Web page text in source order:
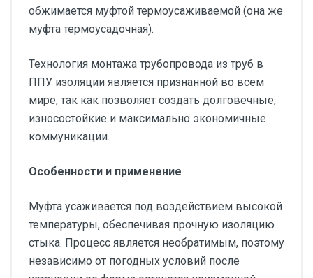
обжимается муфтой термоусаживаемой (она же
муфта термоусадочная).
Технология монтажа трубопровода из труб в
ППУ изоляции является признанной во всем
мире, так как позволяет создать долговечные,
износостойкие и максимально экономичные
коммуникации.
Особенности и применение
Муфта усаживается под воздействием высокой
температуры, обеспечивая прочную изоляцию
стыка. Процесс является необратимым, поэтому
независимо от погодных условий после